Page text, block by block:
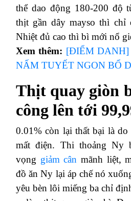
thể dao động 180-200 độ
thịt gần dây mayso thì chỉ
Nhiệt đủ cao thì bì mới nổ
Xem thêm: [ĐIỂM
NẤM TUYẾT NGON BỔ
Thịt quay giòn
công lên tới
0.01% còn lại thất bại là
mất điện. Thi thoảng Ny
vọng giảm cân mãnh liệt,
đồ ăn Ny lại áp chế nó
yêu bèn lôi miếng ba chỉ